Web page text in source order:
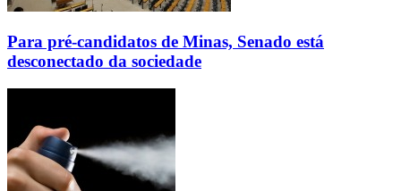
Para pré-candidatos de Minas, Senado está
desconectado da sociedade